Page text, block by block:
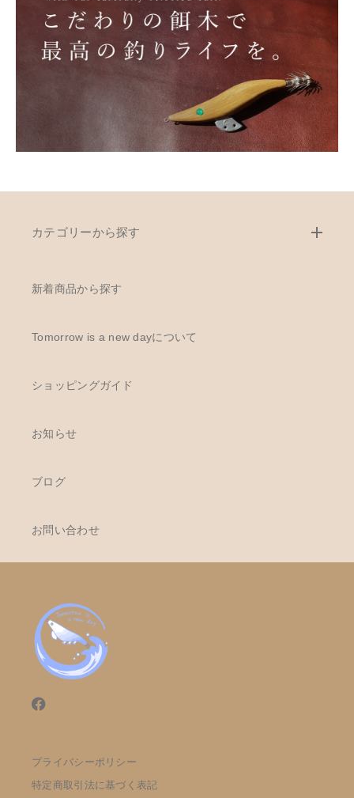
プライバシーポリシー
特定商取引法に基づく表記
カテゴリーから探す
新着商品から探す
Tomorrow is a new dayについて
ショッピングガイド
お知らせ
ブログ
お問い合わせ